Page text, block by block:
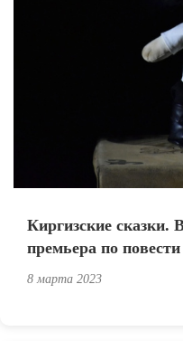
Киргизские сказки.
премьера по
8 марта 2023